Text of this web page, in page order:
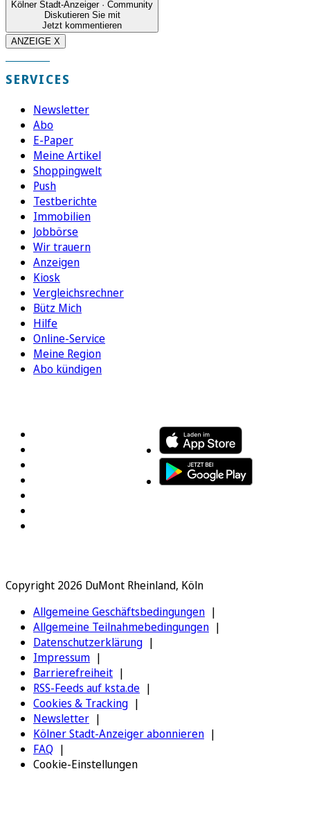
Kölner Stadt-Anzeiger · Community
Diskutieren Sie mit
Jetzt kommentieren
ANZEIGE X
SERVICES
Newsletter
Abo
E-Paper
Meine Artikel
Shoppingwelt
Push
Testberichte
Immobilien
Jobbörse
Wir trauern
Anzeigen
Kiosk
Vergleichsrechner
Bütz Mich
Hilfe
Online-Service
Meine Region
Abo kündigen
Copyright 2026 DuMont Rheinland, Köln
Allgemeine Geschäftsbedingungen
Allgemeine Teilnahmebedingungen
Datenschutzerklärung
Impressum
Barrierefreiheit
RSS-Feeds auf ksta.de
Cookies & Tracking
Newsletter
Kölner Stadt-Anzeiger abonnieren
FAQ
Cookie-Einstellungen